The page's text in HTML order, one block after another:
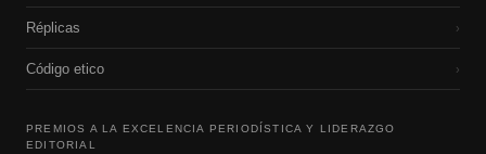
Réplicas ›
Código etico ›
PREMIOS A LA EXCELENCIA PERIODÍSTICA Y LIDERAZGO
EDITORIAL